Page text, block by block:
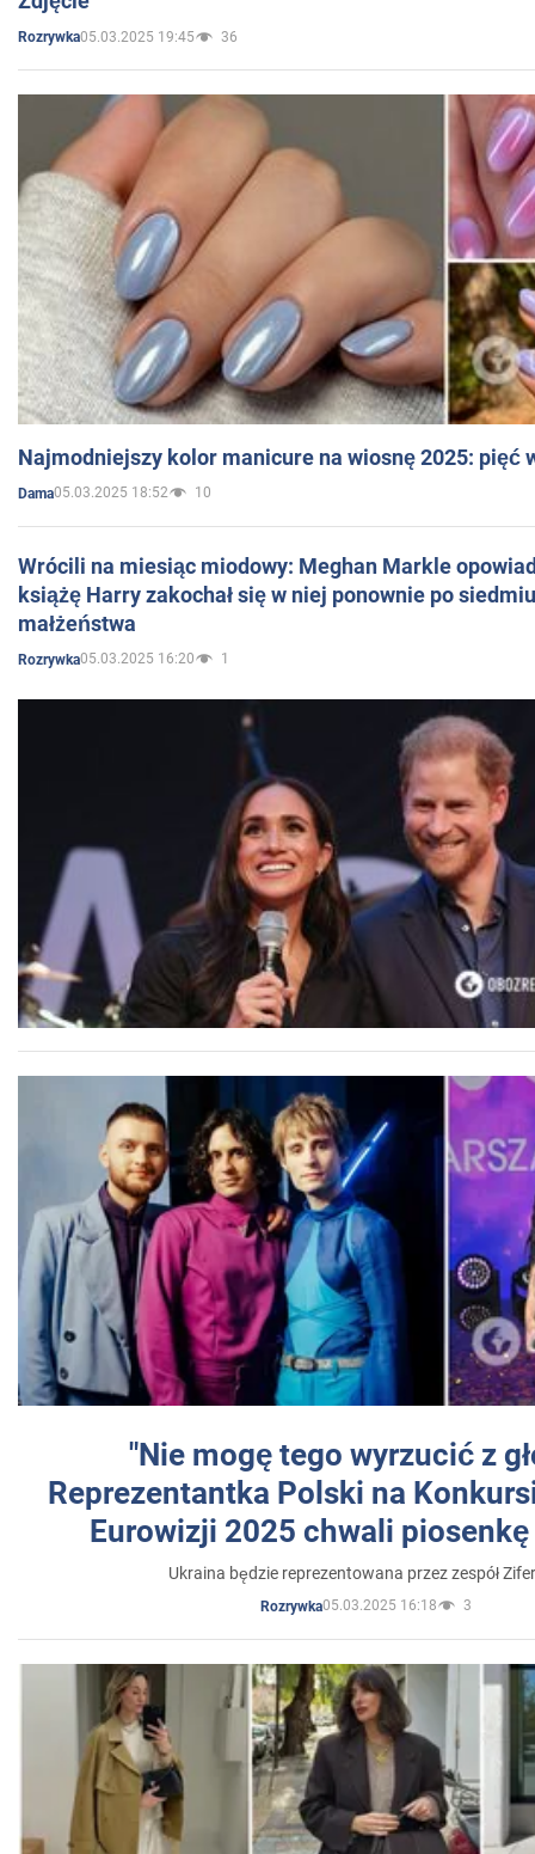
Rozrywka05.03.2025 19:45 36
Najmodniejszy kolor manicure na wiosnę 2025: pięć
Dama05.03.2025 18:52 10
Wrócili na miesiąc miodowy: Meghan Markle
książę Harry zakochał się w niej ponownie po
małżeństwa
Rozrywka05.03.2025 16:20 1
"Nie mogę tego wyrzucić z
Reprezentantka Polski na
Eurowizji 2025 chwali
Ukraina będzie reprezentowana przez zespół
Rozrywka05.03.2025 16:18 3